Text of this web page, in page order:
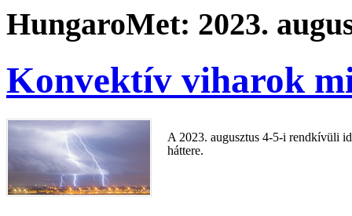
HungaroMet: 2023.
Konvektív viharok
A 2023. augusztus 4-5-i rendkívüli
háttere.